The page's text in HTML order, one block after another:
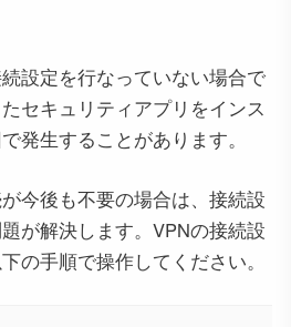
設定を行なっていない場合で
セキュリティアプリをインス
発生することがあります。
今後も不要の場合は、接続設
が解決します。VPNの接続設
の手順で操作してください。